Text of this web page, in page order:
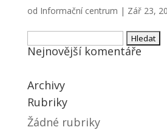
od Informační centrum | Zář 23,
Vyhledávání
Nejnovější komentáře
Archivy
Rubriky
Žádné rubriky